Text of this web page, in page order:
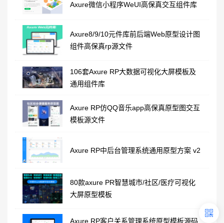
Axure微信小程序WeUI高保真交互组件库
Axure8/9/10元件库前后端Web原型设计图
组件高保真rp源文件
106套Axure RP大数据可视化大屏模板及
通用组件库
Axure RP仿QQ音乐app高保真原型图交互
模板源文件
Axure RP中后台管理系统通用原型方案 v2
80款axure PR智慧城市/社区/医疗可视化
大屏原型模板
Axure RP客户关系管理系统原型模板源码